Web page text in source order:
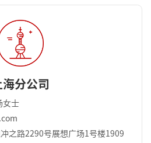
海分公司
女士
之路2290号展想广场1号楼1909